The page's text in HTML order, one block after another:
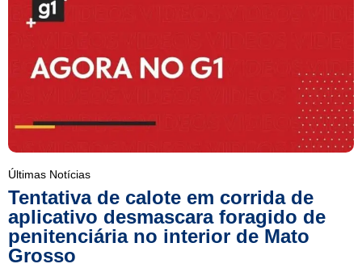
Últimas Notícias
Tentativa de calote em corrida de
aplicativo desmascara foragido de
penitenciária no interior de Mato
Grosso